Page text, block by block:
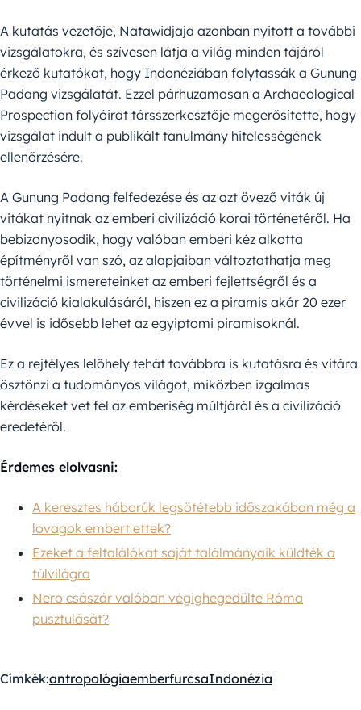
A kutatás vezetője, Natawidjaja azonban nyitott a további
vizsgálatokra, és szívesen látja a világ minden tájáról
érkező kutatókat, hogy Indonéziában folytassák a Gunung
Padang vizsgálatát. Ezzel párhuzamosan a Archaeological
Prospection folyóirat társszerkesztője megerősítette, hogy
vizsgálat indult a publikált tanulmány hitelességének
ellenőrzésére.
A Gunung Padang felfedezése és az azt övező viták új
vitákat nyitnak az emberi civilizáció korai történetéről. Ha
bebizonyosodik, hogy valóban emberi kéz alkotta
építményről van szó, az alapjaiban változtathatja meg
történelmi ismereteinket az emberi fejlettségről és a
civilizáció kialakulásáról, hiszen ez a piramis akár 20 ezer
évvel is idősebb lehet az egyiptomi piramisoknál.
Ez a rejtélyes lelőhely tehát továbbra is kutatásra és vitára
ösztönzi a tudományos világot, miközben izgalmas
kérdéseket vet fel az emberiség múltjáról és a civilizáció
eredetéről.
Érdemes elolvasni:
A keresztes háborúk legsötétebb időszakában még a
lovagok embert ettek?
Ezeket a feltalálókat saját találmányaik küldték a
túlvilágra
Nero császár valóban végighegedülte Róma
pusztulását?
Címkék:antropológiaemberfurcsaIndonézia